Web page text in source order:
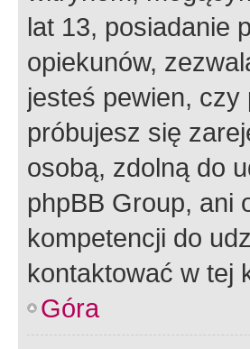
lat 13, posiadanie
opiekunów,
jesteś pewien,
próbujesz się
osobą, zdolną do
phpBB Group, ani
kompetencji do
kontaktować w tej
Góra